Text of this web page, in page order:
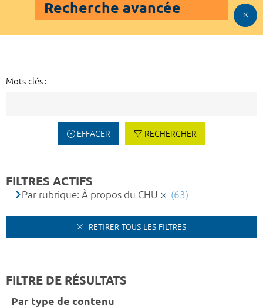
Recherche avancée
Mots-clés :
EFFACER RECHERCHER
FILTRES ACTIFS
Par rubrique: À propos du CHU (63)
RETIRER TOUS LES FILTRES
FILTRE DE RÉSULTATS
Par type de contenu